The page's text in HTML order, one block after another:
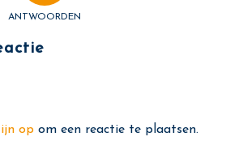
ANTWOORDEN
opom een reactie te plaatsen.